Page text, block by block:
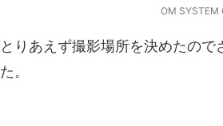
OM SYSTEM
とりあえず撮影場所を決めたの
た。